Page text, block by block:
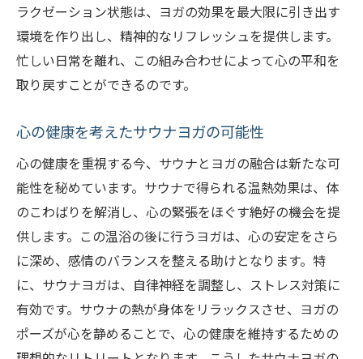
ラクゼーション状態は、ヨガの効果を最大限に引き出す
環境を作り出し、精神的なリフレッシュを提供します。
忙しい日常を離れ、この組み合わせによって心の平和を
取り戻すことができるのです。
心の健康を考えたサウナヨガの可能性
心の健康を重視する今、サウナとヨガの融合は新たな可
能性を秘めています。サウナで得られる温熱効果は、体
のこわばりを解消し、心の緊張をほぐす絶好の機会を提
供します。この温浴の後に行うヨガは、心の安定をさら
に深め、感情のバランスを整える助けとなります。特
に、サウナヨガは、自律神経を調整し、ストレス対策に
有効です。サウナの熱が身体をリラックスさせ、ヨガの
ポーズが心を静めることで、心の健康を維持するための